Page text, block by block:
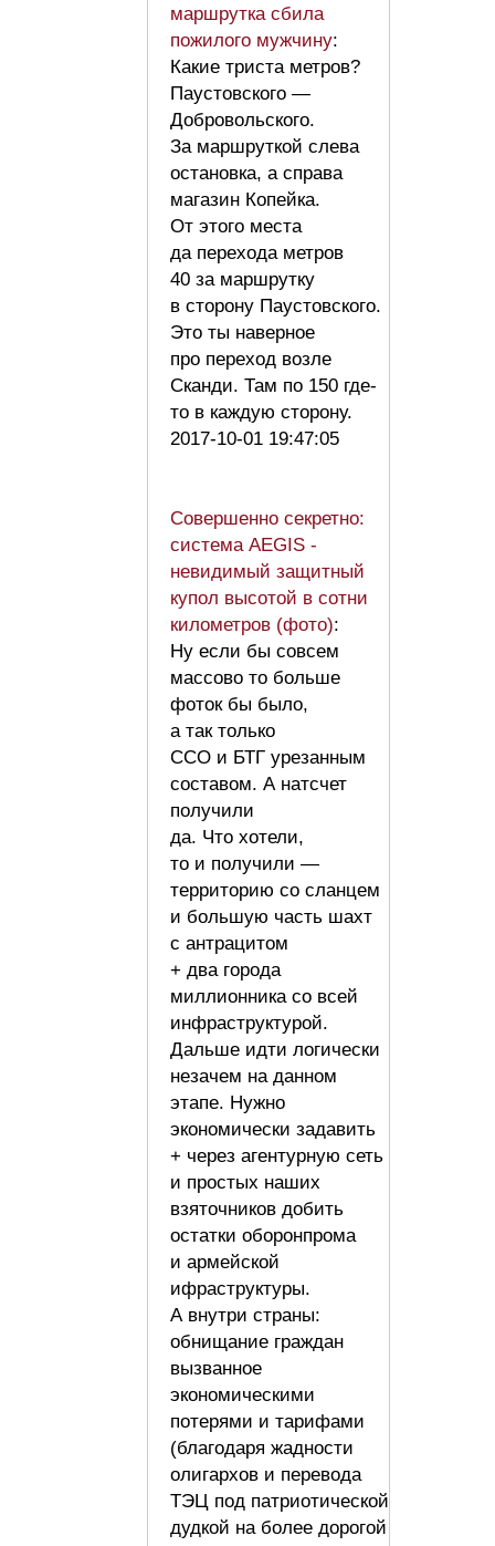
маршрутка сбила
пожилого мужчину:
Какие триста метров?
Паустовского —
Добровольского.
За маршруткой слева
остановка, а справа
магазин Копейка.
От этого места
да перехода метров
40 за маршрутку
в сторону Паустовского.
Это ты наверное
про переход возле
Сканди. Там по 150 где-
то в каждую сторону.
2017-10-01 19:47:05
Совершенно секретно:
система AEGIS -
невидимый защитный
купол высотой в сотни
километров (фото):
Ну если бы совсем
массово то больше
фоток бы было,
а так только
ССО и БТГ урезанным
составом. А натсчет
получили
да. Что хотели,
то и получили —
территорию со сланцем
и большую часть шахт
с антрацитом
+ два города
миллионника со всей
инфраструктурой.
Дальше идти логически
незачем на данном
этапе. Нужно
экономически задавить
+ через агентурную сеть
и простых наших
взяточников добить
остатки оборонпрома
и армейской
ифраструктуры.
А внутри страны:
обнищание граждан
вызванное
экономическими
потерями и тарифами
(благодаря жадности
олигархов и перевода
ТЭЦ под патриотической
дудкой на более дорогой